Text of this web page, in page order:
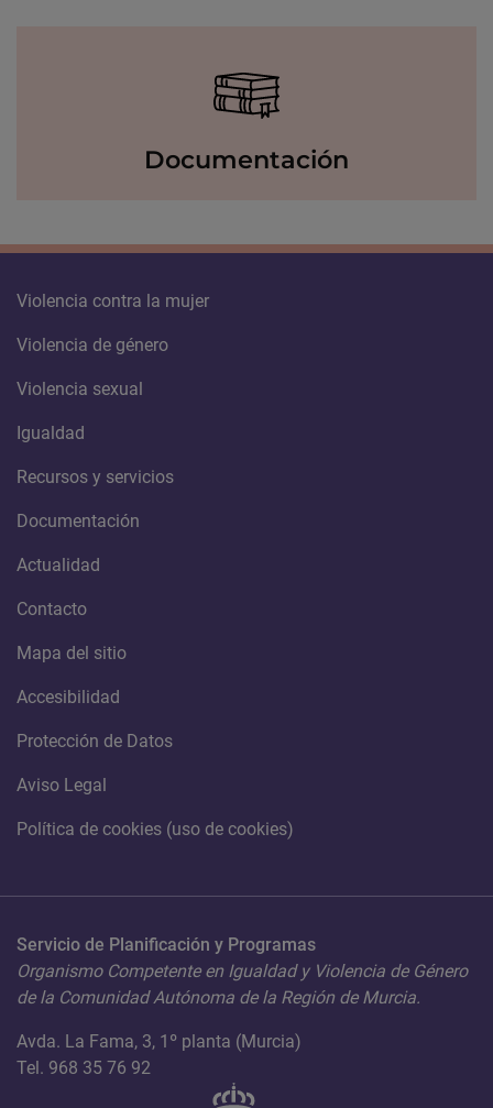
Documentación
Violencia contra la mujer
Violencia de género
Violencia sexual
Igualdad
Recursos y servicios
Documentación
Actualidad
Contacto
Mapa del sitio
Accesibilidad
Protección de Datos
Aviso Legal
Política de cookies (uso de cookies)
Servicio de Planificación y Programas
Organismo Competente en Igualdad y Violencia de Género
de la Comunidad Autónoma de la Región de Murcia.
Avda. La Fama, 3, 1º planta (Murcia)
Tel. 968 35 76 92